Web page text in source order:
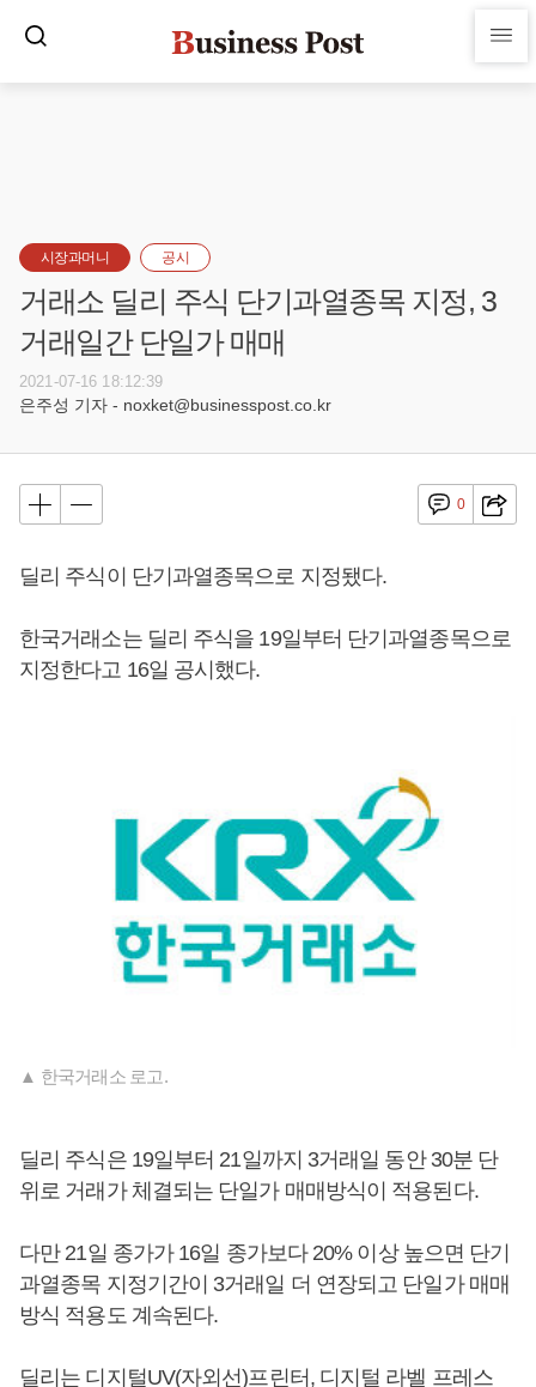
시장과머니 공시
거래소 딜리 주식 단기과열종목 지정, 3
거래일간 단일가 매매
2021-07-16 18:12:39
은주성 기자 - noxket@businesspost.co.kr
0
딜리 주식이 단기과열종목으로 지정됐다.
한국거래소는 딜리 주식을 19일부터 단기과열종목으로
지정한다고 16일 공시했다.
▲ 한국거래소 로고.
딜리 주식은 19일부터 21일까지 3거래일 동안 30분 단
위로 거래가 체결되는 단일가 매매방식이 적용된다.
다만 21일 종가가 16일 종가보다 20% 이상 높으면 단기
과열종목 지정기간이 3거래일 더 연장되고 단일가 매매
방식 적용도 계속된다.
딜리는 디지털UV(자외선)프린터, 디지털 라벨 프레스